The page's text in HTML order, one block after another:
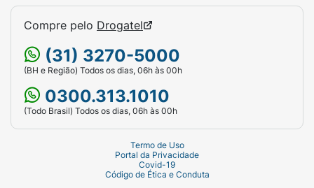
Compre pelo Drogatel
(31) 3270-5000
(BH e Região) Todos os dias, 06h às 00h
0300.313.1010
(Todo Brasil) Todos os dias, 06h às 00h
Termo de Uso
Portal da Privacidade
Covid-19
Código de Ética e Conduta